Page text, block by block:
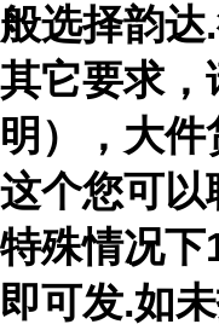
般选择韵
其它要求，
明），大件
这个您可以
特殊情况下
即可发.如